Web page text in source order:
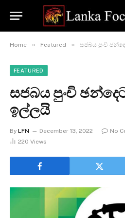
Home » Featured » සජබය පුංචි
FEATURED
සජබය පුංචි
ඉල්ලයි
By LFN December 13, 2022 No
220 Views